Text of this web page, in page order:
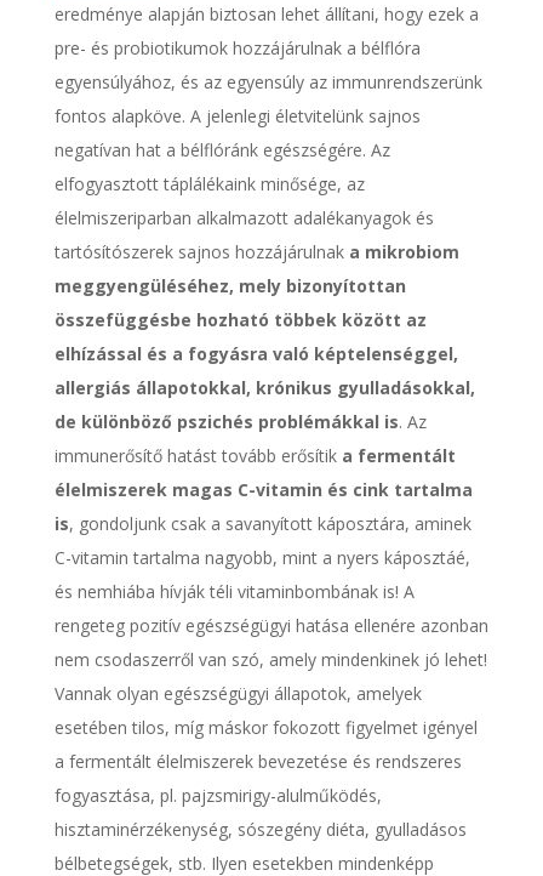
eredménye alapján biztosan lehet állítani, hogy ezek a
pre- és probiotikumok hozzájárulnak a bélflóra
egyensúlyához, és az egyensúly az immunrendszerünk
fontos alapköve. A jelenlegi életvitelünk sajnos
negatívan hat a bélflóránk egészségére. Az
elfogyasztott táplálékaink minősége, az
élelmiszeriparban alkalmazott adalékanyagok és
tartósítószerek sajnos hozzájárulnak a mikrobiom
meggyengüléséhez, mely bizonyítottan
összefüggésbe hozható többek között az
elhízással és a fogyásra való képtelenséggel,
allergiás állapotokkal, krónikus gyulladásokkal,
de különböző pszichés problémákkal is. Az
immunerősítő hatást tovább erősítik a fermentált
élelmiszerek magas C-vitamin és cink tartalma
is, gondoljunk csak a savanyított káposztára, aminek
C-vitamin tartalma nagyobb, mint a nyers káposztáé,
és nemhiába hívják téli vitaminbombának is! A
rengeteg pozitív egészségügyi hatása ellenére azonban
nem csodaszerről van szó, amely mindenkinek jó lehet!
Vannak olyan egészségügyi állapotok, amelyek
esetében tilos, míg máskor fokozott figyelmet igényel
a fermentált élelmiszerek bevezetése és rendszeres
fogyasztása, pl. pajzsmirigy-alulműködés,
hisztaminérzékenység, sószegény diéta, gyulladásos
bélbetegségek, stb. Ilyen esetekben mindenképp